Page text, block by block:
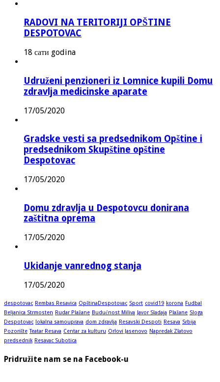
RADOVI NA TERITORIJI OPŠTINE
DESPOTOVAC
18 сати godina
Udruženi penzioneri iz Lomnice kupili Domu
zdravlja medicinske aparate
17/05/2020
Gradske vesti sa predsednikom Opštine i
predsednikom Skupštine opštine
Despotovac
17/05/2020
Domu zdravlja u Despotovcu donirana
zaštitna oprema
17/05/2020
Ukidanje vanrednog stanja
17/05/2020
despotovac Rembas Resavica OpštinaDespotovac Sport covid19 korona Fudbal
Beljanica Strmosten Rudar Plažane Budućnost Miliva Javor Sladaja Plažane Sloga
Despotovac lokalna samouprava dom zdravlja Resavski Despoti Resava Srbija
Pozorište Teatar Resava Centar za kulturu Orlovi Jasenovo Napredak Zlatovo
predsednik Resavac Subotica
Pridružite nam se na Facebook-u